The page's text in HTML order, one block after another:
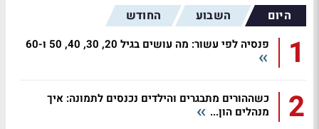
היום השבוע החודש
1 פנסיה לפי עשור: מה עושים בגיל 20, 30, 40, 50 ו-60
2
כשההורים מתבגרים והילדים נכנסים לתמונה: איך
מנהלים הון...